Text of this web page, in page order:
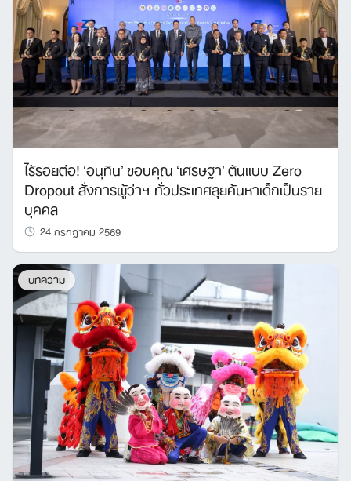
ไร้รอยต่อ! ‘อนุทิน’ ขอบคุณ ‘เศรษฐา’ ต้นแบบ Zero
Dropout สั่งการผู้ว่าฯ ทั่วประเทศลุยค้นหาเด็กเป็นราย
บุคคล
24 กรกฎาคม 2569
บทความ